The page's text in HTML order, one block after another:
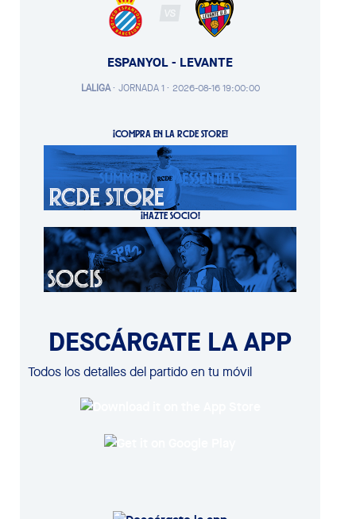
VS
ESPANYOL - LEVANTE
LALIGA· JORNADA 1 · 2026-08-16 19:00:00
¡COMPRA EN LA RCDE STORE!
¡HAZTE SOCIO!
DESCÁRGATE LA APP
Todos los detalles del partido en tu móvil